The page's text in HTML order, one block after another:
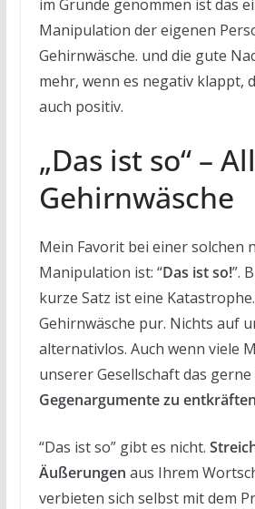
im Grunde genommen ist das
Manipulation der eigenen
Gehirnwäsche. und die gute
mehr, wenn es negativ klappt,
auch positiv.
„Das ist so“ –
Gehirnwäsche
Mein Favorit bei einer solchen
Manipulation ist: “Das ist so!”.
kurze Satz ist eine
Gehirnwäsche pur. Nichts auf
alternativlos. Auch wenn viele
unserer Gesellschaft das
Gegenargumente zu entkräften
“Das ist so” gibt es nicht.
Äußerungen aus Ihrem
verbieten sich selbst mit dem